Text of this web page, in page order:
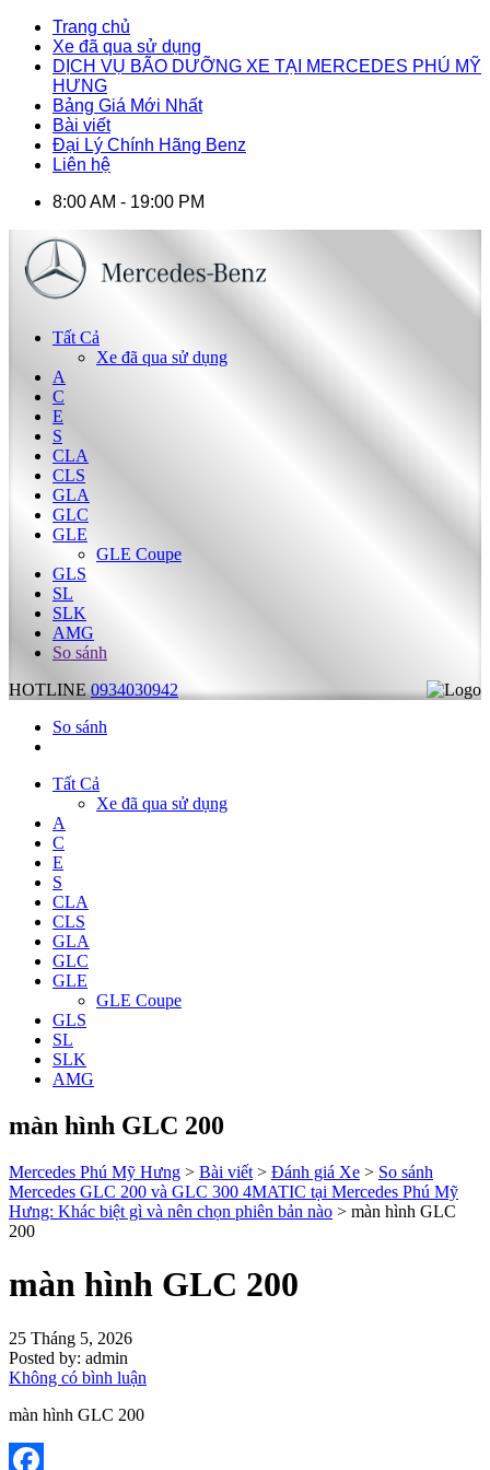
Trang chủ
Xe đã qua sử dụng
DỊCH VỤ BÃO DƯỠNG XE TẠI MERCEDES PHÚ MỸ
HƯNG
Bảng Giá Mới Nhất
Bài viết
Đại Lý Chính Hãng Benz
Liên hệ
8:00 AM - 19:00 PM
Tất Cả
Xe đã qua sử dụng
A
C
E
S
CLA
CLS
GLA
GLC
GLE
GLE Coupe
GLS
SL
SLK
AMG
So sánh
HOTLINE 0934030942
So sánh
Tất Cả
Xe đã qua sử dụng
A
C
E
S
CLA
CLS
GLA
GLC
GLE
GLE Coupe
GLS
SL
SLK
AMG
màn hình GLC 200
Mercedes Phú Mỹ Hưng > Bài viết > Đánh giá Xe > So sánh
Mercedes GLC 200 và GLC 300 4MATIC tại Mercedes Phú Mỹ
Hưng: Khác biệt gì và nên chọn phiên bản nào > màn hình GLC
200
màn hình GLC 200
25 Tháng 5, 2026
Posted by: admin
Không có bình luận
màn hình GLC 200